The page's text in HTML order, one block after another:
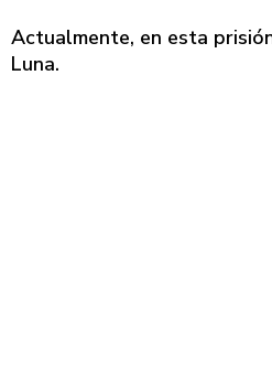
Actualmente, en esta
Luna.